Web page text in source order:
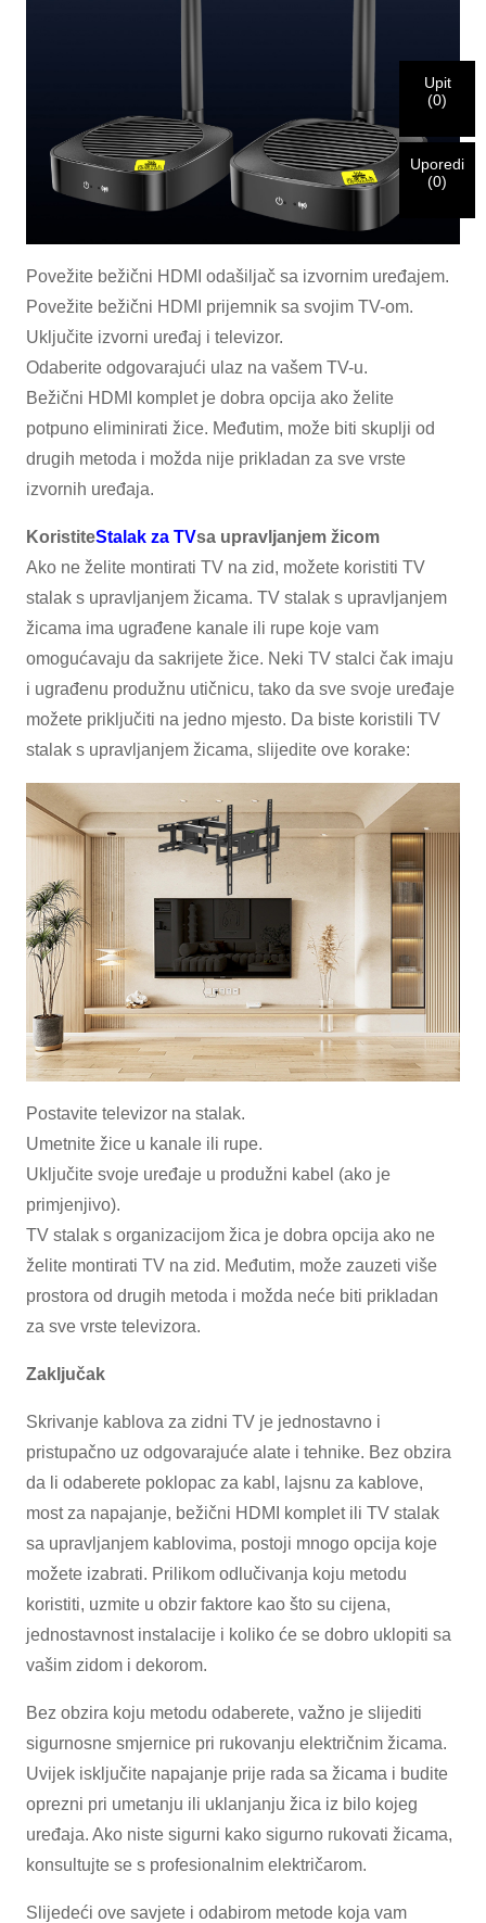
Povežite bežični HDMI odašiljač sa izvornim uređajem.
Povežite bežični HDMI prijemnik sa svojim TV-om.
Uključite izvorni uređaj i televizor.
Odaberite odgovarajući ulaz na vašem TV-u.
Bežični HDMI komplet je dobra opcija ako želite
potpuno eliminirati žice. Međutim, može biti skuplji od
drugih metoda i možda nije prikladan za sve vrste
izvornih uređaja.
KoristiteStalak za TVsa upravljanjem žicom
Ako ne želite montirati TV na zid, možete koristiti TV
stalak s upravljanjem žicama. TV stalak s upravljanjem
žicama ima ugrađene kanale ili rupe koje vam
omogućavaju da sakrijete žice. Neki TV stalci čak imaju
i ugrađenu produžnu utičnicu, tako da sve svoje uređaje
možete priključiti na jedno mjesto. Da biste koristili TV
stalak s upravljanjem žicama, slijedite ove korake:
Postavite televizor na stalak.
Umetnite žice u kanale ili rupe.
Uključite svoje uređaje u produžni kabel (ako je
primjenjivo).
TV stalak s organizacijom žica je dobra opcija ako ne
želite montirati TV na zid. Međutim, može zauzeti više
prostora od drugih metoda i možda neće biti prikladan
za sve vrste televizora.
Zaključak
Skrivanje kablova za zidni TV je jednostavno i
pristupačno uz odgovarajuće alate i tehnike. Bez obzira
da li odaberete poklopac za kabl, lajsnu za kablove,
most za napajanje, bežični HDMI komplet ili TV stalak
sa upravljanjem kablovima, postoji mnogo opcija koje
možete izabrati. Prilikom odlučivanja koju metodu
koristiti, uzmite u obzir faktore kao što su cijena,
jednostavnost instalacije i koliko će se dobro uklopiti sa
vašim zidom i dekorom.
Bez obzira koju metodu odaberete, važno je slijediti
sigurnosne smjernice pri rukovanju električnim žicama.
Uvijek isključite napajanje prije rada sa žicama i budite
oprezni pri umetanju ili uklanjanju žica iz bilo kojeg
uređaja. Ako niste sigurni kako sigurno rukovati žicama,
konsultujte se s profesionalnim električarom.
Slijedeći ove savjete i odabirom metode koja vam
Novi posjetilac
Nazad Pošalji
Prije slanja, molimoPOTVRDI SVE
informacija
TAČNO.Netačne informacije će dovesti do greške u slanju
materijala.
Nazad Pošalji
vaše poslano
informacije za autentifikaciju i autorizaciju. Nakon što
identifikacija je potvrđena, dobit ćete obavještenje putem e-
pošte.
Upit
(0)
Uporedi
(0)